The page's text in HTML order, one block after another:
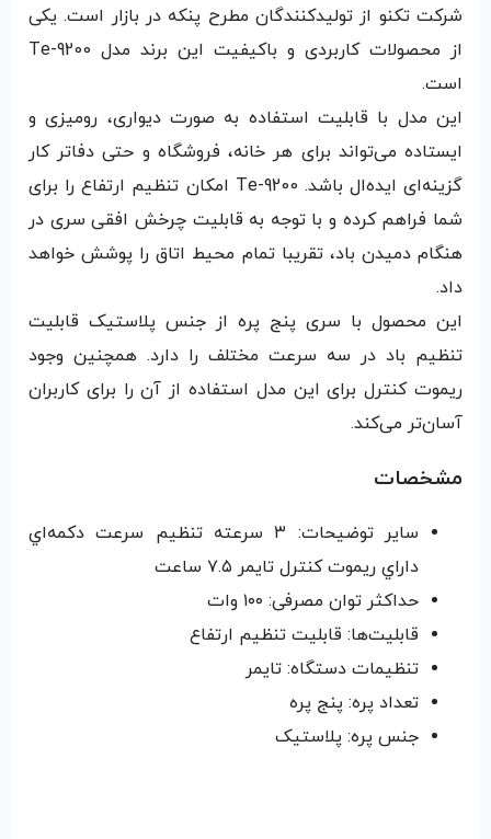
شرکت تکنو از تولیدکنندگان مطرح پنکه در بازار است. یکی
از محصولات کاربردی و باکیفیت این برند مدل Te-9200
است.
این مدل با قابلیت استفاده به صورت دیواری، رومیزی و
ایستاده می‌تواند برای هر خانه، فروشگاه و حتی دفاتر کار
گزینه‌ای ایده‌‌ال باشد. Te-9200 امکان تنظیم ارتفاع را برای
شما فراهم کرده و با توجه به قابلیت چرخش افقی سری در
هنگام دمیدن باد، تقریبا تمام محیط اتاق را پوشش خواهد
داد.
این محصول با سری پنج پره از جنس پلاستیک قابلیت
تنظیم باد در سه سرعت مختلف را دارد. همچنین وجود
ریموت کنترل برای این مدل استفاده از آن را برای کاربران
آسان‌تر می‌کند.
مشخصات
سایر توضیحات: ۳ سرعته تنظيم سرعت دكمه‌اي
داراي ريموت كنترل تایمر ۷.۵ ساعت
حداکثر توان مصرفی: ۱۰۰ وات
قابلیت‌ها: قابلیت تنظیم ارتفاع
تنظیمات دستگاه: تایمر
تعداد پره: پنج پره
جنس پره: پلاستیک